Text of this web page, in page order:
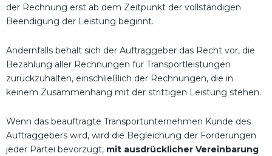
der Rechnung erst ab dem Zeitpunkt der vollständigen
Beendigung der Leistung beginnt.
Andernfalls behält sich der Auftraggeber das Recht vor, die
Bezahlung aller Rechnungen für Transportleistungen
zurückzuhalten, einschließlich der Rechnungen, die in
keinem Zusammenhang mit der strittigen Leistung stehen.
Wenn das beauftragte Transportunternehmen Kunde des
Auftraggebers wird, wird die Begleichung der Forderungen
jeder Partei bevorzugt, mit ausdrücklicher Vereinbarung